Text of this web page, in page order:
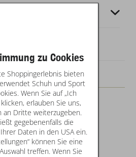
zu Cookies
Shoppingerlebnis bieten
Schuh und Sport
Wenn Sie auf „Ich
erlauben Sie uns,
an Dritte weiterzugeben.
gegebenenfalls die
Daten in den USA ein.
können Sie eine
treffen. Wenn Sie